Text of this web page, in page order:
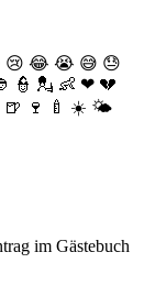
😢 😂 😭 😅 😓
👮 💂 👶 ❤ 💔
🍺 🍷 🍼 ☀️ 🌤
im Gästebuch